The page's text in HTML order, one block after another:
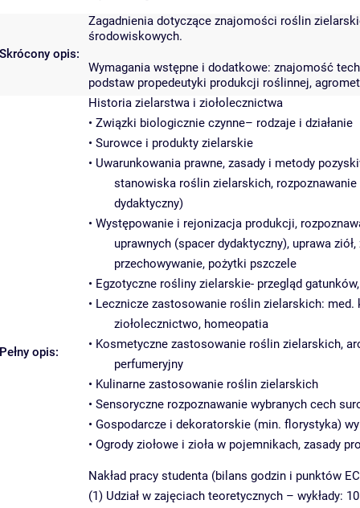
Skrócony opis:
Zagadnienia dotyczące znajomości roślin
środowiskowych.
Wymagania wstępne i dodatkowe: znajomość
podstaw propedeutyki produkcji roślinnej,
Pełny opis:
Historia zielarstwa i ziołolecznictwa
• Związki biologicznie czynne– rodzaje i działanie
• Surowce i produkty zielarskie
• Uwarunkowania prawne, zasady i metody
stanowiska roślin zielarskich,
dydaktyczny)
• Występowanie i rejonizacja produkcji,
uprawnych (spacer dydaktyczny), uprawa
przechowywanie, pożytki pszczele
• Egzotyczne rośliny zielarskie- przegląd gatunków,
• Lecznicze zastosowanie roślin zielarskich: med.
ziołolecznictwo, homeopatia
• Kosmetyczne zastosowanie roślin zielarskich,
perfumeryjny
• Kulinarne zastosowanie roślin zielarskich
• Sensoryczne rozpoznawanie wybranych cech
• Gospodarcze i dekoratorskie (min. florystyka)
• Ogrody ziołowe i zioła w pojemnikach, zasady
Nakład pracy studenta (bilans godzin i punktów
(1) Udział w zajęciach teoretycznych – wykłady: